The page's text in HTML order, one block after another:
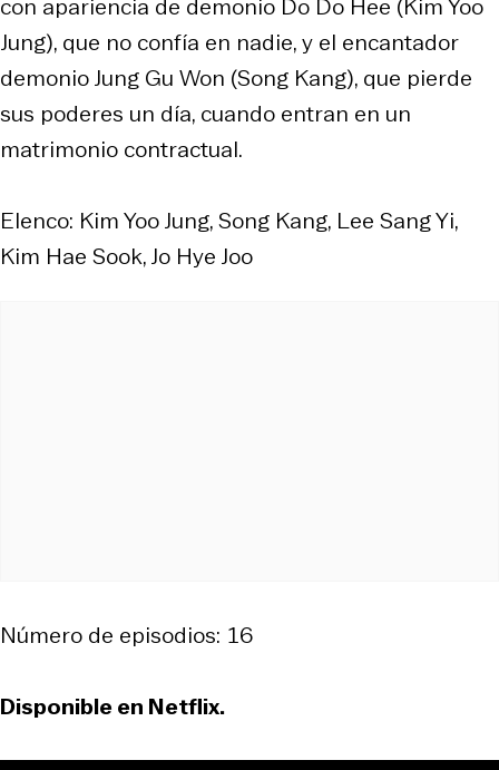
con apariencia de demonio Do Do Hee (Kim Yoo
Jung), que no confía en nadie, y el encantador
demonio Jung Gu Won (Song Kang), que pierde
sus poderes un día, cuando entran en un
matrimonio contractual.
Elenco: Kim Yoo Jung, Song Kang, Lee Sang Yi,
Kim Hae Sook, Jo Hye Joo
Número de episodios: 16
Disponible en Netflix.